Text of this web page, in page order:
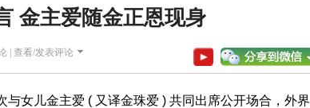
金主爱随金正恩现身
| 查看/发表评论
女儿金主爱 ( 又译金珠爱 ) 共同出席公开场合，外界